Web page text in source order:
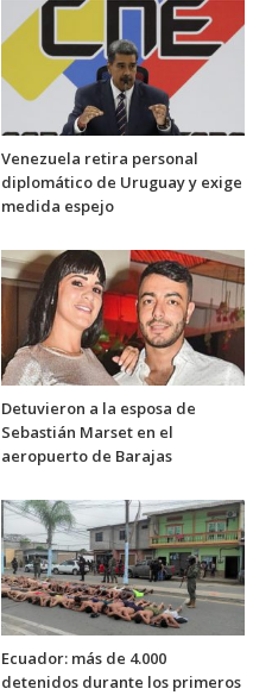
Venezuela retira personal
diplomático de Uruguay y exige
medida espejo
Detuvieron a la esposa de
Sebastián Marset en el
aeropuerto de Barajas
Ecuador: más de 4.000
detenidos durante los primeros